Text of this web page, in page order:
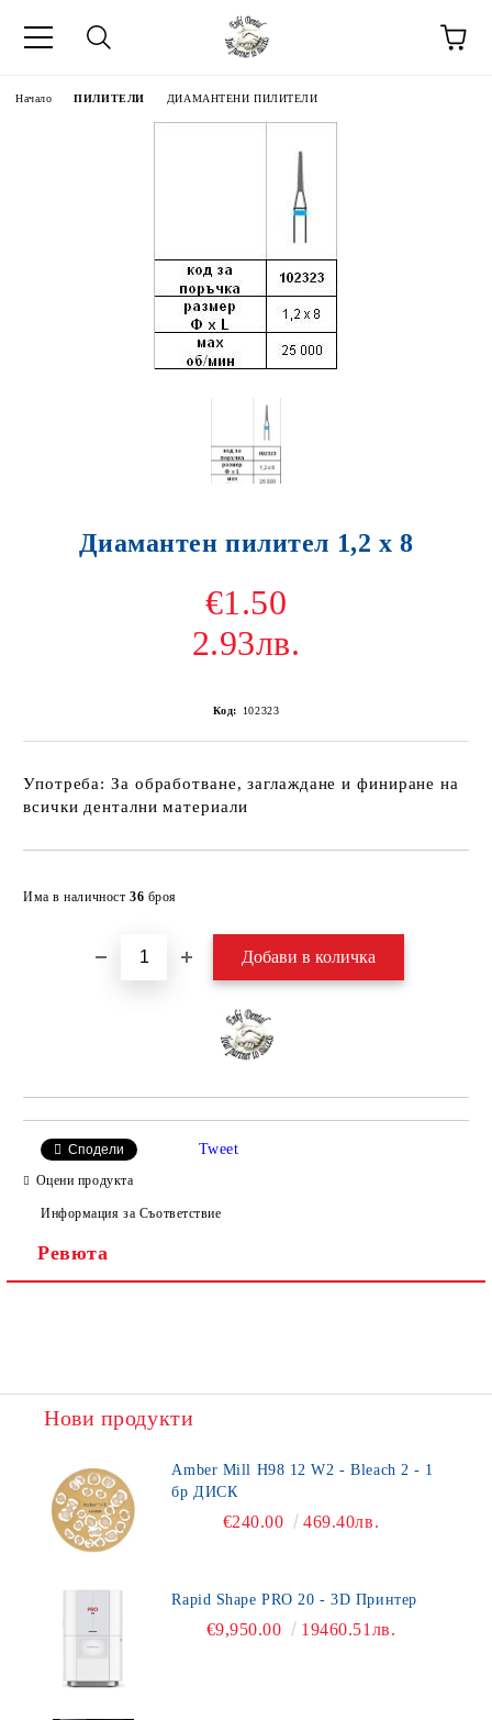
Начало ПИЛИТЕЛИ ДИАМАНТЕНИ ПИЛИТЕЛИ
Диамантен пилител 1,2 х 8
€1.50
2.93лв.
Код: 102323
Употреба: За обработване, заглаждане и финиране на
всички дентални материали
Има в наличност 36 броя
Сподели Tweet
Оцени продукта
Информация за Съответствие
Ревюта
Нови продукти
Amber Mill H98 12 W2 - Bleach 2 - 1
бр ДИСК
€240.00 469.40лв.
Rapid Shape PRO 20 - 3D Принтер
€9,950.00 19460.51лв.